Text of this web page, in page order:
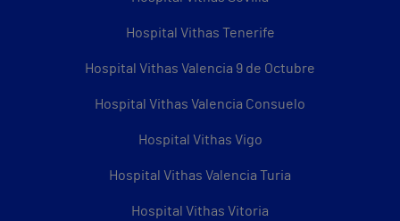
Hospital Vithas Tenerife
Hospital Vithas Valencia 9 de Octubre
Hospital Vithas Valencia Consuelo
Hospital Vithas Vigo
Hospital Vithas Valencia Turia
Hospital Vithas Vitoria